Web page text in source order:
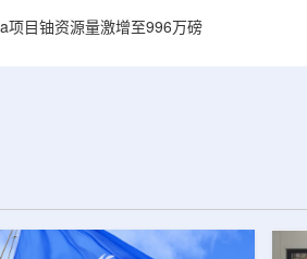
项目铀资源量激增至996万磅